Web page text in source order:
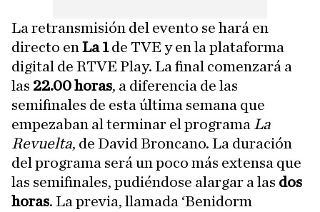
La retransmisión del evento se hará en
directo en La 1de TVE y en la plataforma
digital de RTVE Play. La final comenzará a
las 22.00 horas, a diferencia de las
semifinales de esta última semana que
empezaban al terminar el programa La
Revuelta, de David Broncano. La duración
del programa será un poco más extensa que
las semifinales, pudiéndose alargar a las dos
horas. La previa, llamada ‘Benidorm